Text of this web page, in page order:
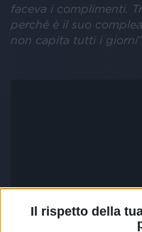
Il rispetto della
faceva i complimenti.
perché è il suo
non capita tutti i giorni”.